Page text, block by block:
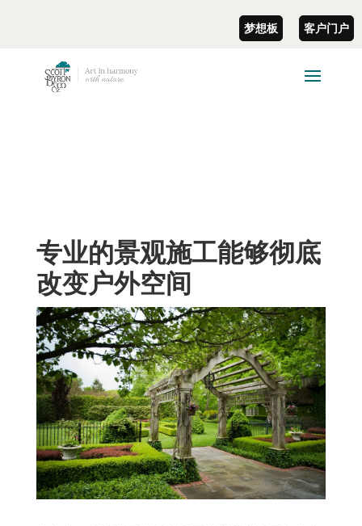
梦想板 客户门户
专业的景观施工能够彻底
改变户外空间